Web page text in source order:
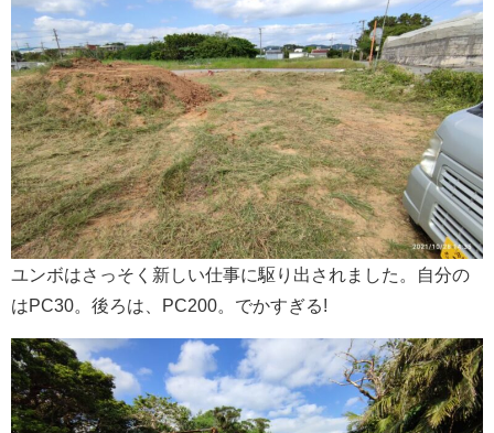
ユンボはさっそく新しい仕事に駆り出されました。自分の
はPC30。後ろは、PC200。でかすぎる!